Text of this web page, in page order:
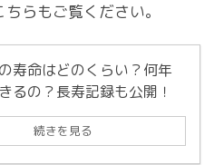
らもご覧ください。
寿命はどのくらい？何年
るの？長寿記録も公開！
続きを見る